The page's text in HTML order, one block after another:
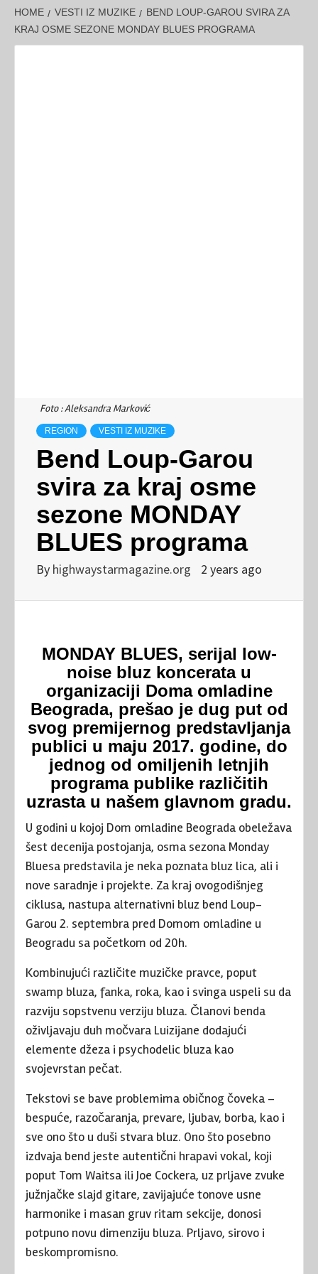
HOME VESTI IZ MUZIKE
BEND LOUP-GAROU SVIRA ZA
KRAJ OSME SEZONE MONDAY BLUES PROGRAMA
Foto : Aleksandra Marković
REGION VESTI IZ MUZIKE
Bend Loup-Garou
svira za kraj osme
sezone MONDAY
BLUES programa
By highwaystarmagazine.org 2 years ago
MONDAY BLUES, serijal low-
noise bluz koncerata u
organizaciji Doma omladine
Beograda, prešao je dug put od
svog premijernog predstavljanja
publici u maju 2017. godine, do
jednog od omiljenih letnjih
programa publike različitih
uzrasta u našem glavnom gradu.
U godini u kojoj Dom omladine Beograda obeležava
šest decenija postojanja, osma sezona Monday
Bluesa predstavila je neka poznata bluz lica, ali i
nove saradnje i projekte. Za kraj ovogodišnjeg
ciklusa, nastupa alternativni bluz bend Loup-
Garou 2. septembra pred Domom omladine u
Beogradu sa početkom od 20h.
Kombinujući različite muzičke pravce, poput
swamp bluza, fanka, roka, kao i svinga uspeli su da
razviju sopstvenu verziju bluza. Članovi benda
oživljavaju duh močvara Luizijane dodajući
elemente džeza i psychodelic bluza kao
svojevrstan pečat.
Tekstovi se bave problemima običnog čoveka –
bespuće, razočaranja, prevare, ljubav, borba, kao i
sve ono što u duši stvara bluz. Ono što posebno
izdvaja bend jeste autentični hrapavi vokal, koji
poput Tom Waitsa ili Joe Cockera, uz prljave zvuke
južnjačke slajd gitare, zavijajuće tonove usne
harmonike i masan gruv ritam sekcije, donosi
potpuno novu dimenziju bluza. Prljavo, sirovo i
beskompromisno.